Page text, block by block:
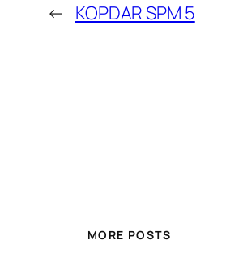
← KOPDAR SPM 5
MORE POSTS